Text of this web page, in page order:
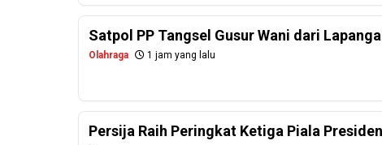
Satpol PP Tangsel Gusur Wani dari
Olahraga 1 jam yang lalu
Persija Raih Peringkat Ketiga Piala